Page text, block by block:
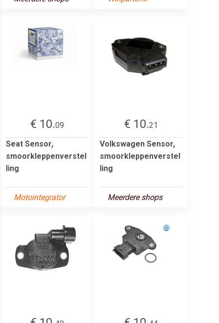
€ 10.09
Seat Sensor,
smoorkleppenverstel
ling
Motointegrator
€ 10.21
Volkswagen Sensor,
smoorkleppenverstel
ling
Meerdere shops